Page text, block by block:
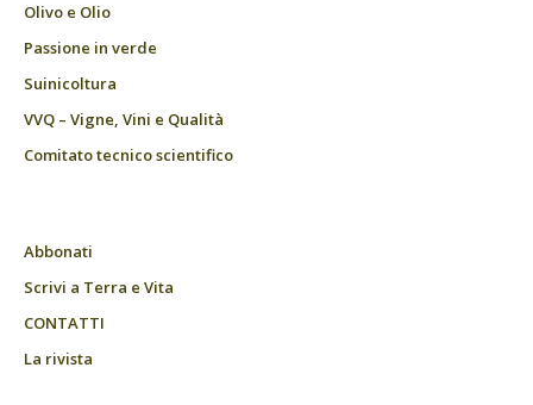
Olivo e Olio
Passione in verde
Suinicoltura
VVQ – Vigne, Vini e Qualità
Comitato tecnico scientifico
Abbonati
Scrivi a Terra e Vita
CONTATTI
La rivista